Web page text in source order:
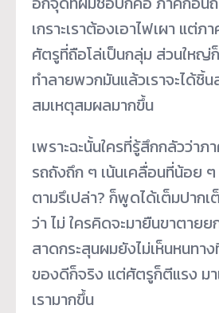
เกราะเราต้องเอาไฟเผา แต่
ศัตรูที่ถือโล่เป็นกลุ่ม ส่วนใหญ่
ทำลายพวกมันแล้วเราจะได้ชิ้น
สมเหตุสมผลมากขึ้น
เพราะฉะนั้นใครที่รู้สึกกลัวว่าภ
รถถังถึก ๆ เน้นเคลื่อนที่น้อย
ตามรึเปล่า? ก็พูดได้เต็มปากเ
ว่า ไม่ ใครคิดจะมายืนขาตายย
สาดกระสุนผมยังไม่เห็นหนทาง
ของดีก็จริง แต่ศัตรูก็ตีแรง ม
เรามากขึ้น